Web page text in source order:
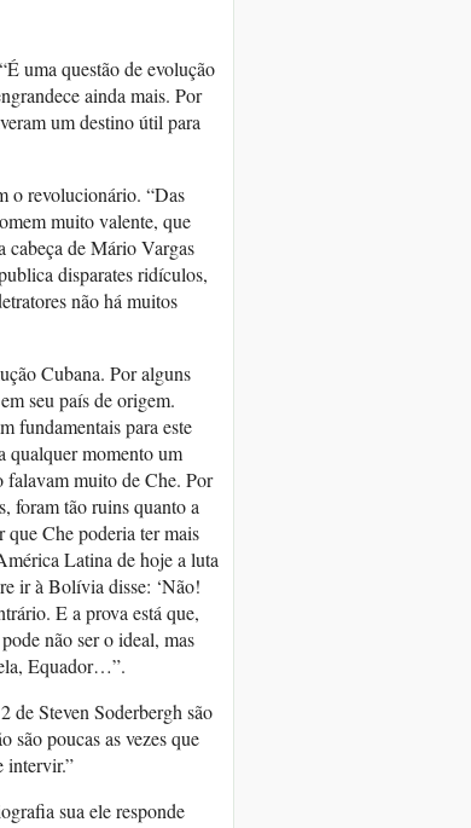
uma questão de evolução
ainda mais. Por
um destino útil para
o revolucionário. “Das
muito valente, que
cabeça de Mário Vargas
disparates ridículos,
não há muitos
Cubana. Por alguns
seu país de origem.
fundamentais para este
qualquer momento um
falavam muito de Che. Por
foram tão ruins quanto a
Che poderia ter mais
Latina de hoje a luta
ir à Bolívia disse: ‘Não!
E a prova está que,
não ser o ideal, mas
Equador…”.
de Steven Soderbergh são
são poucas as vezes que
intervir.”
sua ele responde